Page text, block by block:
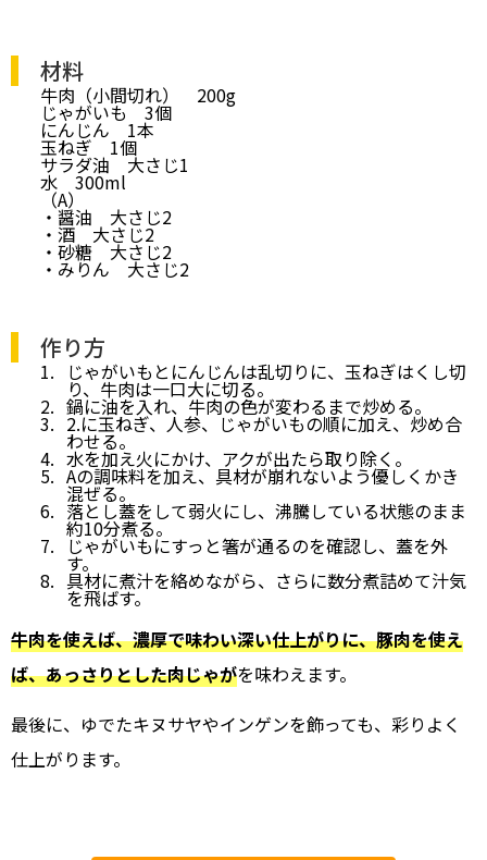
材料
牛肉（小間切れ） 200g
じゃがいも 3個
にんじん 1本
玉ねぎ 1個
サラダ油 大さじ1
水 300ml
（A）
・醤油 大さじ2
・酒 大さじ2
・砂糖 大さじ2
・みりん 大さじ2
作り方
じゃがいもとにんじんは乱切りに、玉ねぎはくし切
り、牛肉は一口大に切る。
鍋に油を入れ、牛肉の色が変わるまで炒める。
2.に玉ねぎ、人参、じゃがいもの順に加え、炒め合
わせる。
水を加え火にかけ、アクが出たら取り除く。
Aの調味料を加え、具材が崩れないよう優しくかき
混ぜる。
落とし蓋をして弱火にし、沸騰している状態のまま
約10分煮る。
じゃがいもにすっと箸が通るのを確認し、蓋を外
す。
具材に煮汁を絡めながら、さらに数分煮詰めて汁気
を飛ばす。
牛肉を使えば、濃厚で味わい深い仕上がりに、豚肉を使え
ば、あっさりとした肉じゃがを味わえます。
最後に、ゆでたキヌサヤやインゲンを飾っても、彩りよく
仕上がります。